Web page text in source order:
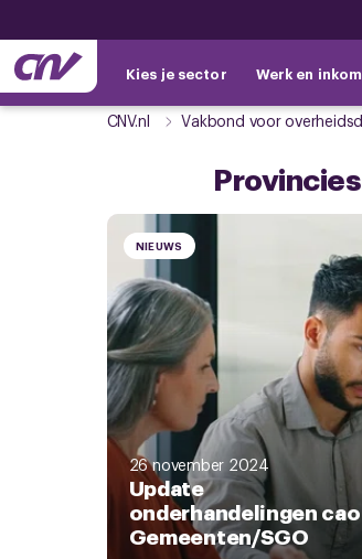
Kies je sector Werk en
CNV.nl Vakbond voor
NIEUWS
26 november 2024
Update
onderhandelingen cao
Gemeenten/SGO